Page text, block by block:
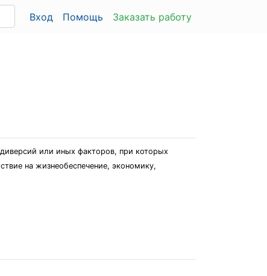
Вход Помощь Заказать работу
или иных факторов, при которых
на жизнеобеспечение, экономику,